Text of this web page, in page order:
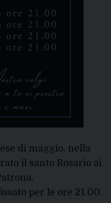
di maggio, nella
il santo Rosario ai
per le ore 21.00.